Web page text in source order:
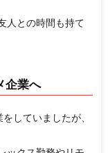
人との時間も持て
企業へ
していましたが、